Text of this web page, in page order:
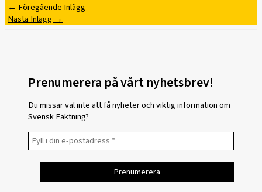
← Föregående Inlägg
Nästa Inlägg →
Prenumerera på vårt nyhetsbrev!
Du missar väl inte att få nyheter och viktig information om
Svensk Fäktning?